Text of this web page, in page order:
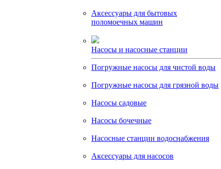
Аксессуары для бытовых
поломоечных машин
Насосы и насосные станции
Погружные насосы для чистой воды
Погружные насосы для грязной воды
Насосы садовые
Насосы бочечные
Насосные станции водоснабжения
Аксессуары для насосов